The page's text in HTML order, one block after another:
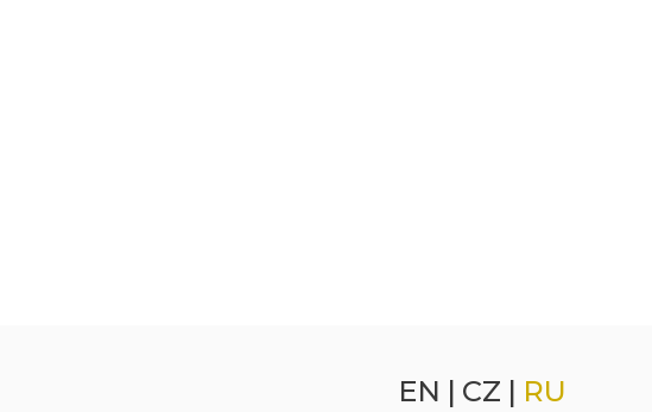
EN | CZ | RU